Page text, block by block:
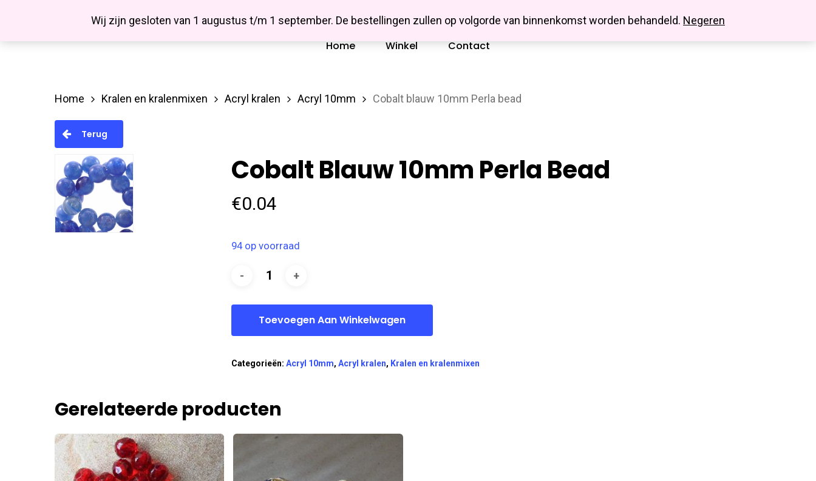
Wij zijn gesloten van 1 augustus t/m 1 september. De bestellingen zullen op volgorde van binnenkomst worden behandeld. Negeren
Hit enter to search or ESC to close
Missbluesieraden
Facebook
Home Winkel Contact
Home Kralen en kralenmixen Acryl kralen Acryl 10mm Cobalt blauw 10mm Perla bead
Terug
Cobalt Blauw 10mm Perla Bead
€0.04
94 op voorraad
Toevoegen Aan Winkelwagen
Categorieën: Acryl 10mm, Acryl kralen, Kralen en kralenmixen
Gerelateerde producten